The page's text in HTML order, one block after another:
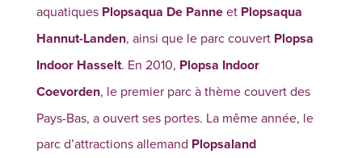
aquatiques Plopsaqua De Panneet Plopsaqua
Hannut-Landen, ainsi que le parc couvert Plopsa
Indoor Hasselt. En 2010, Plopsa Indoor
Coevorden, le premier parc à thème couvert des
Pays-Bas, a ouvert ses portes. La même année, le
parc d’attractions allemand Plopsaland